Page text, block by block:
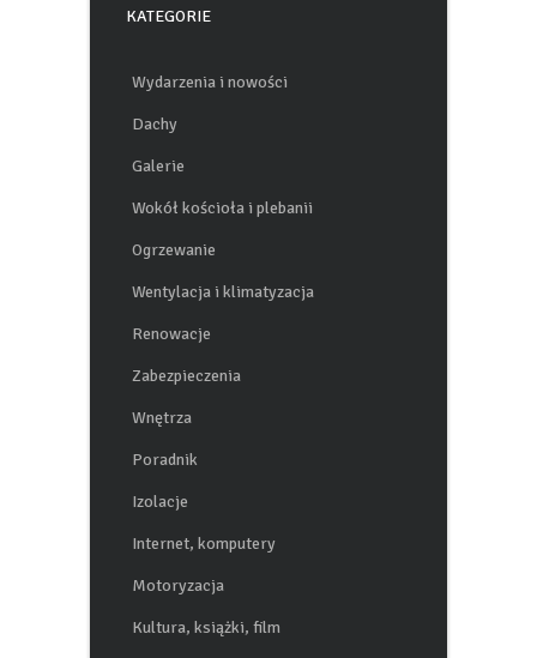
KATEGORIE
Wydarzenia i nowości
Dachy
Galerie
Wokół kościoła i plebanii
Ogrzewanie
Wentylacja i klimatyzacja
Renowacje
Zabezpieczenia
Wnętrza
Poradnik
Izolacje
Internet, komputery
Motoryzacja
Kultura, książki, film